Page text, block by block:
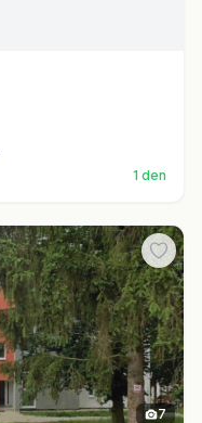
1 den
7